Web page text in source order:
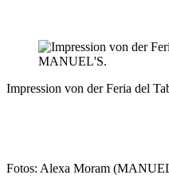
Impression von der Feria del
Fotos: Alexa Moram